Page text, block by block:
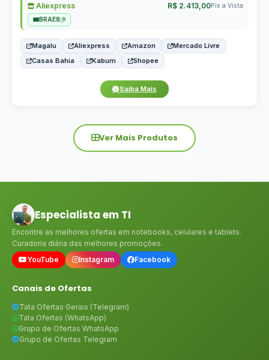
Aliexpress R$ 2.413,00Pix a Vista
BRAE8
Magalu Aliexpress Amazon
Mercado Livre
Casas Bahia
Kabum Shopee
Saiba Mais
Ver Mais Produtos
Especialista em TI
Encontre as melhores ofertas em notebooks, celulares e tablets.
Curadoria diária das melhores promoções.
YouTube
Instagram Facebook
Canais de Ofertas
Tata Ofertas Gerais (Telegram)
Tata Ofertas (WhatsApp)
Grupo de Ofertas WhatsApp
Grupo de Ofertas Telegram